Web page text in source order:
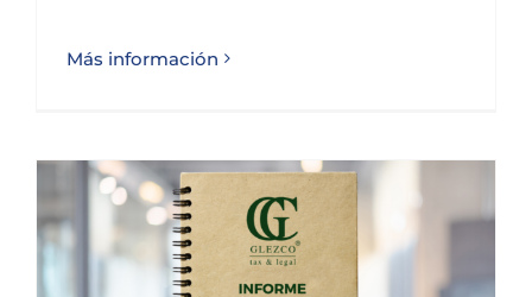
Más información